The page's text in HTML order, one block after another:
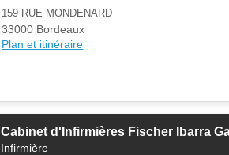
159 RUE MONDENARD
33000 Bordeaux
Plan et itinéraire
Cabinet d'Infirmières Fischer Ibarra
Infirmière